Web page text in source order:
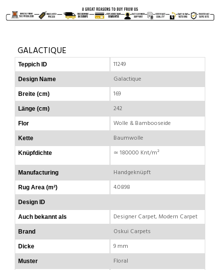
GALACTIQUE
Teppich ID 11249
Design Name Galactique
Breite (cm) 169
Länge (cm) 242
Flor Wolle & Bambooseide
Kette Baumwolle
Knüpfdichte ≃ 180000 Knt/m²
Manufacturing Handgeknüpft
Rug Area (m²) 4.0898
Design ID
Auch bekannt als Designer Carpet, Modern Carpet
Brand Oskui Carpets
Dicke 9 mm
Muster Floral